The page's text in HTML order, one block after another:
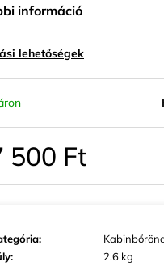
információ
lehetőségek
500 Ft
:
:
2.6 kg
KIS MÉRETŰ
SZÍNBEN EXKLUZÍV